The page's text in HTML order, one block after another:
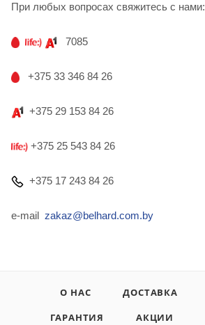
При любых вопросах свяжитесь с нами:
7085
+375 33 346 84 26
+375 29 153 84 26
+375 25 543 84 26
+375 17 243 84 26
e-mail zakaz@belhard.com.by
О НАС ДОСТАВКА
ГАРАНТИЯ
АКЦИИ